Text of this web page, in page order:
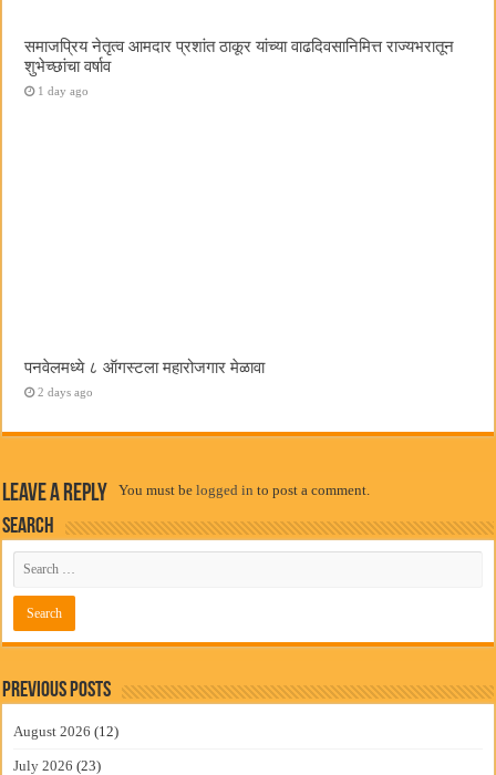
समाजप्रिय नेतृत्व आमदार प्रशांत ठाकूर यांच्या वाढदिवसानिमित्त राज्यभरातून
शुभेच्छांचा वर्षाव
1 day ago
पनवेलमध्ये ८ ऑगस्टला महारोजगार मेळावा
2 days ago
Leave a Reply You must belogged in to post a comment.
Search
Previous Posts
August 2026 (12)
July 2026 (23)